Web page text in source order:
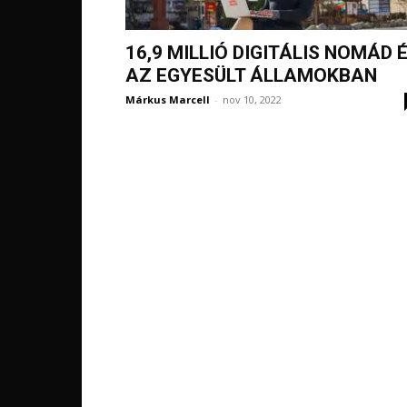
16,9 MILLIÓ DIGITÁLIS NOMÁD
AZ EGYESÜLT ÁLLAMOKBAN
Márkus Marcell - nov 10, 2022